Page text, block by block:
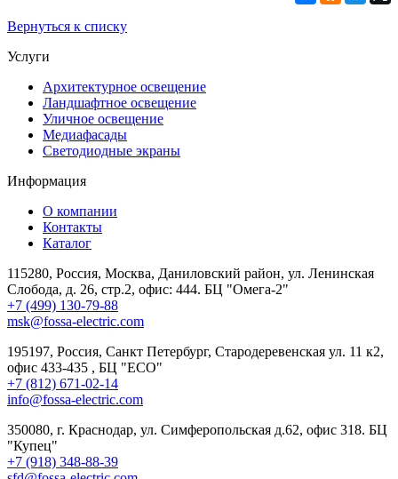
Вернуться к списку
Услуги
Архитектурное освещение
Ландшафтное освещение
Уличное освещение
Медиафасады
Светодиодные экраны
Информация
О компании
Контакты
Каталог
115280, Россия, Москва, Даниловский район, ул. Ленинская
Слобода, д. 26, стр.2, офис: 444. БЦ "Омега-2"
+7 (499) 130-79-88
msk@fossa-electric.com
195197, Россия, Санкт Петербург, Стародеревенская ул. 11 к2,
офис 433-435 , БЦ "ECO"
+7 (812) 671-02-14
info@fossa-electric.com
350080, г. Краснодар, ул. Симферопольская д.62, офис 318. БЦ
"Купец"
+7 (918) 348-88-39